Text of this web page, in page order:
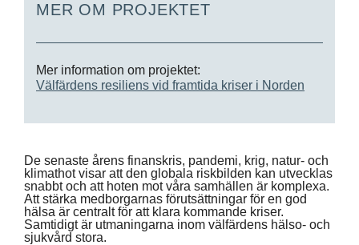
De senaste årens finanskris, pandemi, krig, natur- och
klimathot visar att den globala riskbilden kan utvecklas
snabbt och att hoten mot våra samhällen är komplexa.
Att stärka medborgarnas förutsättningar för en god
hälsa är centralt för att klara kommande kriser.
Samtidigt är utmaningarna inom välfärdens hälso- och
sjukvård stora.
MER OM PROJEKTET
Mer information om projektet:
Välfärdens resiliens vid framtida kriser i Norden